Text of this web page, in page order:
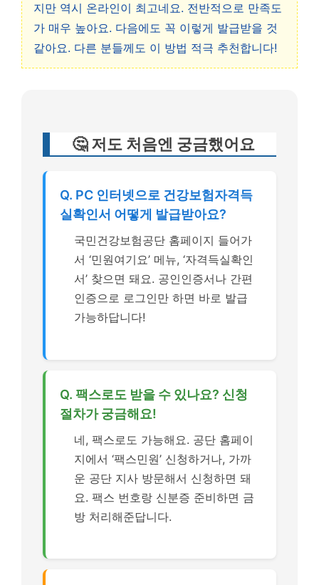
지만 역시 온라인이 최고네요. 전반적으로 만족도
가 매우 높아요. 다음에도 꼭 이렇게 발급받을 것
같아요. 다른 분들께도 이 방법 적극 추천합니다!
🤔 저도 처음엔 궁금했어요
Q. PC 인터넷으로 건강보험자격득
실확인서 어떻게 발급받아요?
국민건강보험공단 홈페이지 들어가
서 ‘민원여기요’ 메뉴, ‘자격득실확인
서’ 찾으면 돼요. 공인인증서나 간편
인증으로 로그인만 하면 바로 발급
가능하답니다!
Q. 팩스로도 받을 수 있나요? 신청
절차가 궁금해요!
네, 팩스로도 가능해요. 공단 홈페이
지에서 ‘팩스민원’ 신청하거나, 가까
운 공단 지사 방문해서 신청하면 돼
요. 팩스 번호랑 신분증 준비하면 금
방 처리해준답니다.